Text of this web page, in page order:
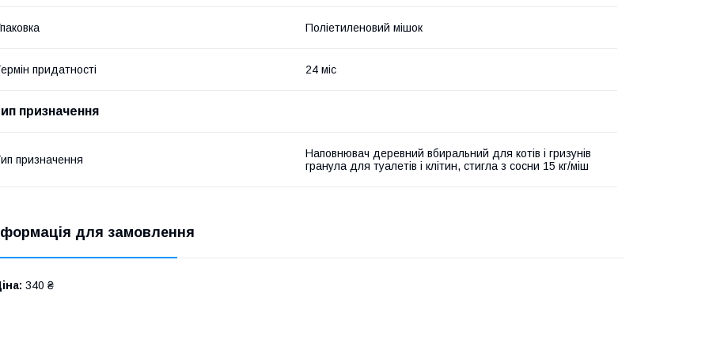
Поліетиленовий мішок
придатності 24 міс
призначення
призначення
Наповнювач деревний вбиральний для котів і гризунів
гранула для туалетів і клітин, стигла з сосни 15 кг/міш
для замовлення
340 ₴